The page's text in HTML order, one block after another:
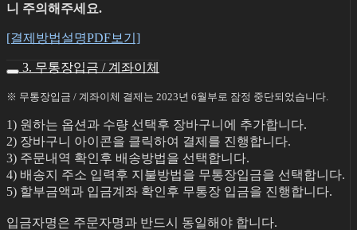
니 주의해주세요.
[결제방법설명PDF보기]
3. 무통장입금 / 계좌이체
※ 무통장입금 / 계좌이체 결제는 2023년 6월부로 잠정 중단되었습니다.
1) 원하는 옵션과 수량 선택후 장바구니에 추가합니다.
2) 장바구니 아이콘을 클릭하여 결제를 진행합니다.
3) 주문내역 확인후 배송방법을 선택합니다.
4) 배송지 주소 입력후 지불방법을 무통장입금을 선택합니다.
5) 할부금액과 입금계좌 확인후 무통장 입금을 진행합니다.
입금자명은 주문자명과 반드시 동일해야 합니다.